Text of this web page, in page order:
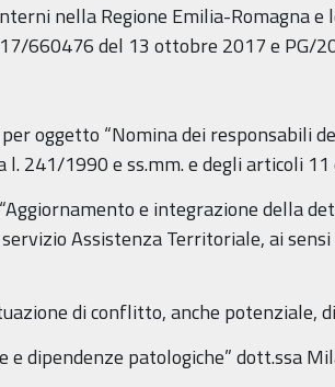
nella Regione Emilia-Romagna e
660476 del 13 ottobre 2017 e PG/
oggetto “Nomina dei responsabili
241/1990 e ss.mm. e degli articoli
e integrazione della
Assistenza Territoriale, ai
di conflitto, anche potenziale,
dipendenze patologiche” dott.ssa